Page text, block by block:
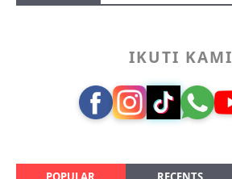
IKUTI KAMI